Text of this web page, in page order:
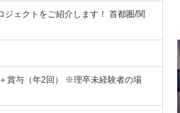
ェクトをご紹介します！ 首都圏/関
賞与（年2回） ※理卒未経験者の場